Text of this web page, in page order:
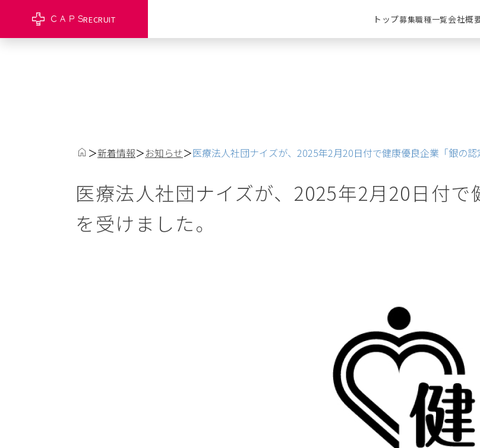
RECRUIT トップ募集職種一覧会社概
＞新着情報＞お知らせ＞医療法人社団ナイズが、2025年2月20日付で健康優良企業「銀の認
医療法人社団ナイズが、2025年2月20日付で
を受けました。